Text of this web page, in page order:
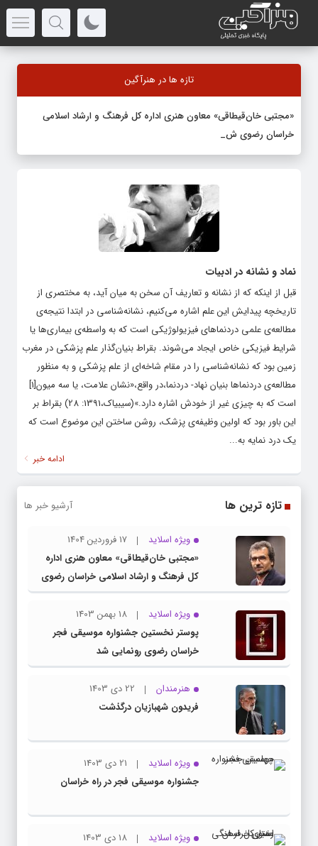
تازه ها در هنرآگین
«مجتبی خان‌قیطاقی» معاون هنری اداره کل فرهنگ و ارشاد اسلامی
خراسان رضوی شد
نماد و نشانه در ادبیات
قبل از اینکه که از نشانه و تعاریف آن سخن به میان آید، به مختصری از
تاریخچه پیدایش این علم اشاره می‌کنیم، نشانه‌شناسی در ابتدا نتیجه‌ی
مطالعه‌ی علمی دردنماهای فیزیولوژیکی است که به واسطه‌ی بیماری‌ها یا
شرایط فیزیکی خاص ایجاد می‌شوند. بقراط بنیان‌گذار علم پزشکی در مغرب
زمین بود که نشانه‌شناسی را در مقام شاخه‌ای از علم پزشکی و به منظور
مطالعه‌ی دردنماها بنیان نهاد- دردنما،در واقع،«نشان علامت، یا سه میون[1]
است که به چیزی غیر از خودش اشاره دارد.»(سیبیاک،1391: 28) بقراط بر
این باور بود که اولین وظیفه‌ی پزشک، روشن ساختن این موضوع است که
یک درد نمایه به...
ادامه خبر
تازه ترین ها آرشیو خبر ها
ویژه اسلاید
17 فروردین 1404
«مجتبی خان‌قیطاقی» معاون هنری اداره
کل فرهنگ و ارشاد اسلامی خراسان رضوی
شد
ویژه اسلاید
18 بهمن 1403
پوستر نخستین جشنواره موسیقی فجر
خراسان رضوی رونمایی شد
هنرمندان
22 دی 1403
فریدون شهبازیان درگذشت
ویژه اسلاید
21 دی 1403
جشنواره موسیقی فجر در راه خراسان
ویژه اسلاید
18 دی 1403